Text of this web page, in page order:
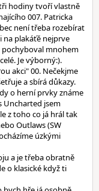
hodiny tvoří vlastně
007. Patricka
není třeba rozebírat
na plakáťě nejprve
pochyboval mnohem
Je výborný:).
akci" 00. Nečekjme
a sbírá důkazy.
o herní prvky známe
Uncharted jsem
z toho co já hrál tak
Outlaws (SW
úzkými
a je třeba obratně
o klasické když ti